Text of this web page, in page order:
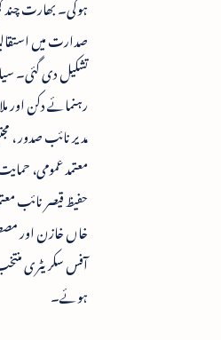
صدارت میں
تشکیل دی گئی۔
رہنمائے دکن
مدیر نائب صدور ،
معتمد عمومی،
حفیظ قیصر نائب
خاں خازن اور
آفس سکریٹری
ہوئے۔